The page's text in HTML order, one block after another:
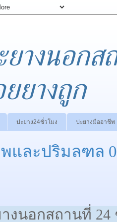
ยางนอก
ยางถูก
ปะยาง24ชั่วโมง ปะยางมืออาชีพ
พและปริมลฑล
งนอกสถานที่ 24